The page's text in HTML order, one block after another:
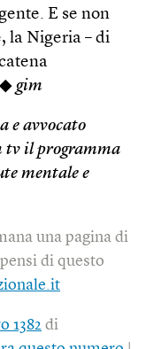
E se non
la Nigeria – di
◆ gim
e avvocato
tv il programma
mentale e
una pagina di
di questo
1382 di